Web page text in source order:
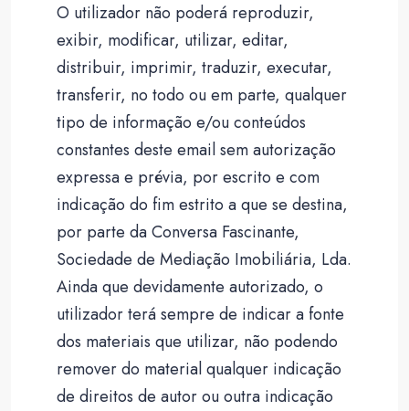
O utilizador não poderá reproduzir,
exibir, modificar, utilizar, editar,
distribuir, imprimir, traduzir, executar,
transferir, no todo ou em parte, qualquer
tipo de informação e/ou conteúdos
constantes deste email sem autorização
expressa e prévia, por escrito e com
indicação do fim estrito a que se destina,
por parte da Conversa Fascinante,
Sociedade de Mediação Imobiliária, Lda.
Ainda que devidamente autorizado, o
utilizador terá sempre de indicar a fonte
dos materiais que utilizar, não podendo
remover do material qualquer indicação
de direitos de autor ou outra indicação